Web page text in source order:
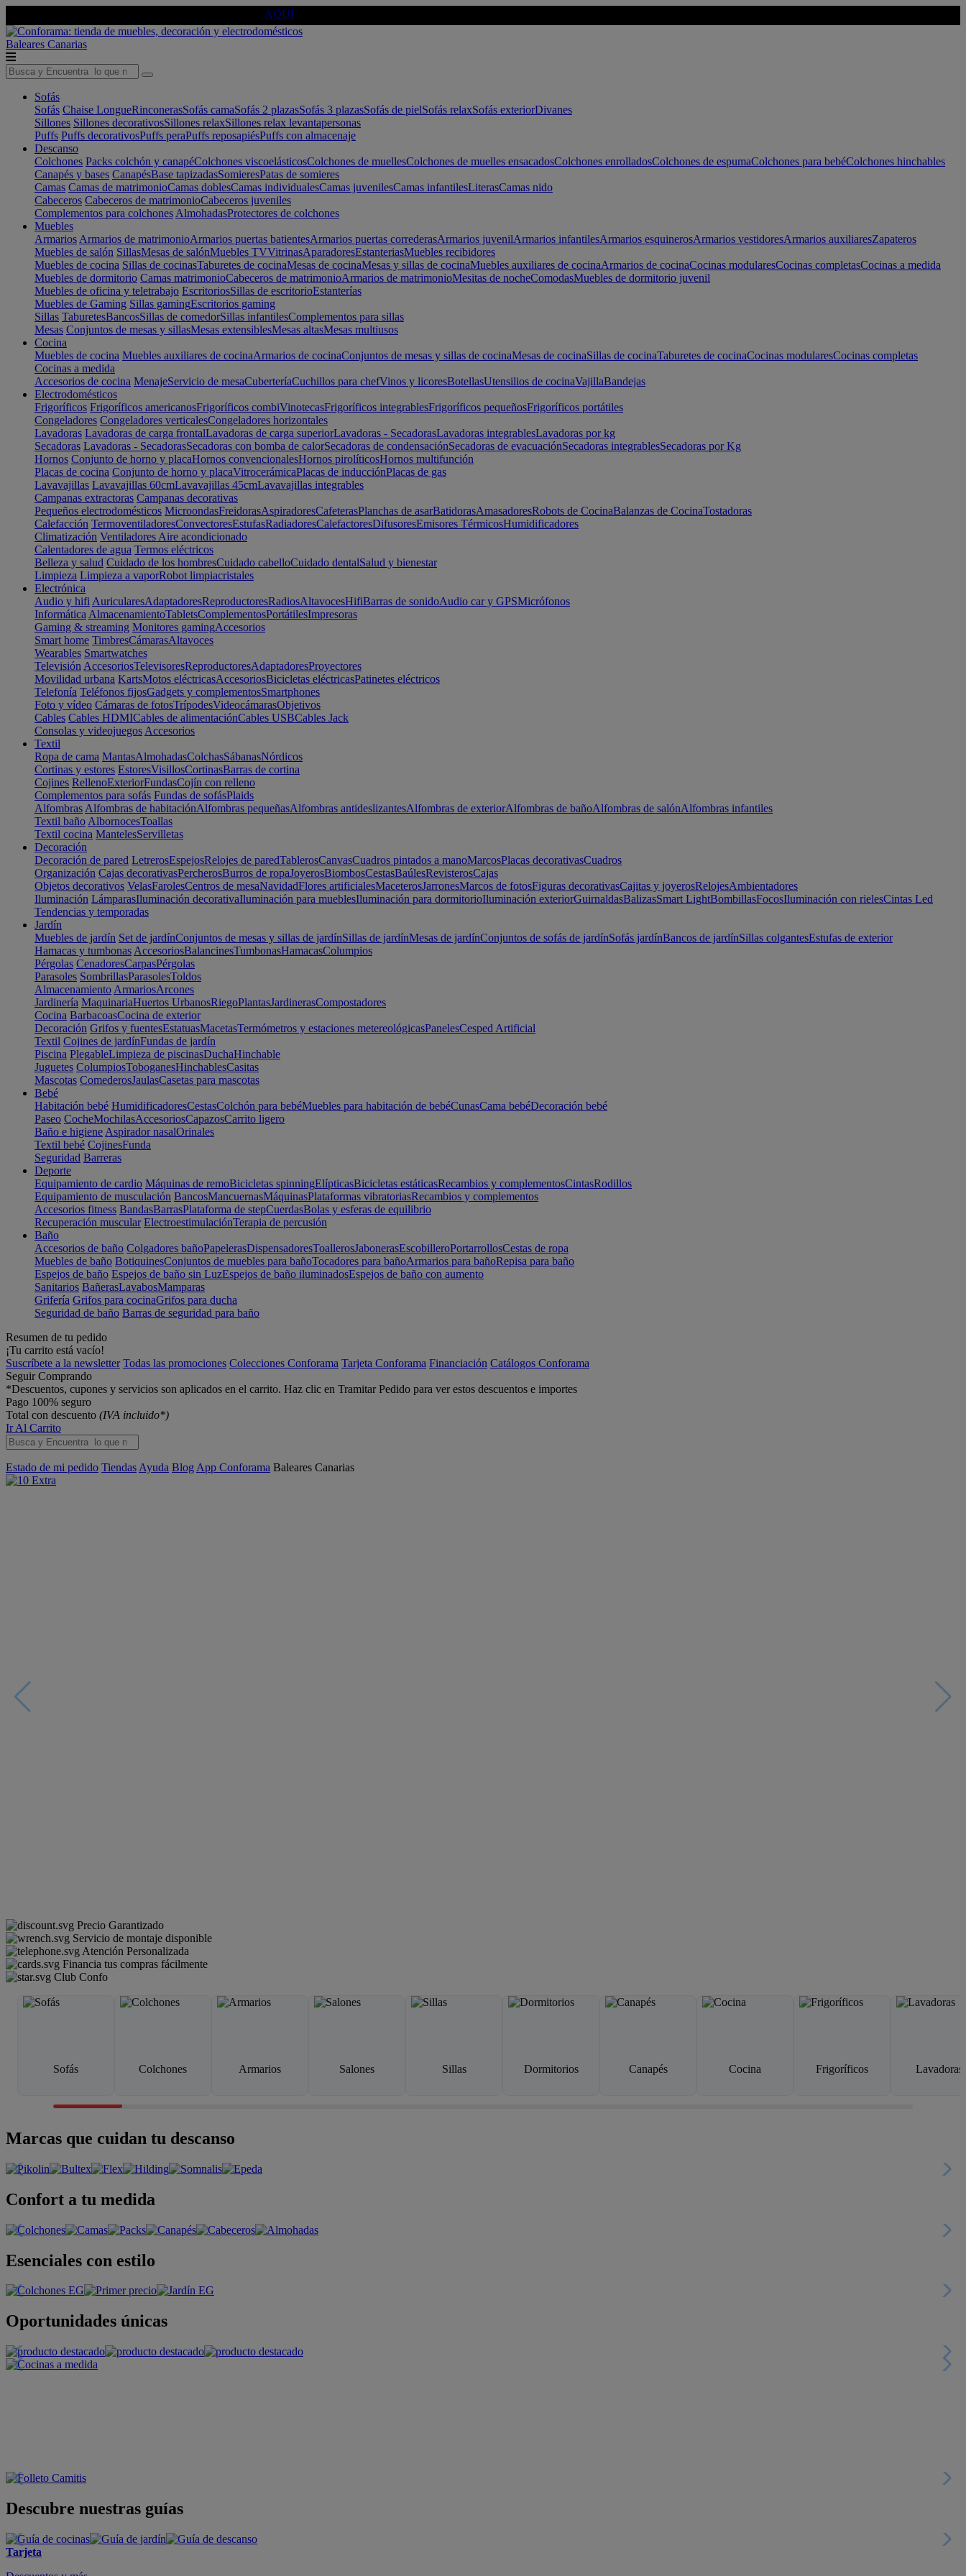
AQUÍ
Baleares Canarias
Sofás
Sofás Chaise LongueRinconerasSofás camaSofás 2 plazasSofás 3 plazasSofás de pielSofás relaxSofás exteriorDivanes
Sillones Sillones decorativosSillones relaxSillones relax levantapersonas
Puffs Puffs decorativosPuffs peraPuffs reposapiésPuffs con almacenaje
Descanso
Colchones Packs colchón y canapéColchones viscoelásticosColchones de muellesColchones de muelles ensacadosColchones enrolladosColchones de espumaColchones para bebéColchones hinchables
Canapés y bases CanapésBase tapizadasSomieresPatas de somieres
Camas Camas de matrimonioCamas doblesCamas individualesCamas juvenilesCamas infantilesLiterasCamas nido
Cabeceros Cabeceros de matrimonioCabeceros juveniles
Complementos para colchones AlmohadasProtectores de colchones
Muebles
Armarios Armarios de matrimonioArmarios puertas batientesArmarios puertas correderasArmarios juvenilArmarios infantilesArmarios esquinerosArmarios vestidoresArmarios auxiliaresZapateros
Muebles de salón SillasMesas de salónMuebles TVVitrinasAparadoresEstanteriasMuebles recibidores
Muebles de cocina Sillas de cocinasTaburetes de cocinaMesas de cocinaMesas y sillas de cocinaMuebles auxiliares de cocinaArmarios de cocinaCocinas modularesCocinas completasCocinas a medida
Muebles de dormitorio Camas matrimonioCabeceros de matrimonioArmarios de matrimonioMesitas de nocheComodasMuebles de dormitorio juvenil
Muebles de oficina y teletrabajo EscritoriosSillas de escritorioEstanterías
Muebles de Gaming Sillas gamingEscritorios gaming
Sillas TaburetesBancosSillas de comedorSillas infantilesComplementos para sillas
Mesas Conjuntos de mesas y sillasMesas extensiblesMesas altasMesas multiusos
Cocina
Muebles de cocina Muebles auxiliares de cocinaArmarios de cocinaConjuntos de mesas y sillas de cocinaMesas de cocinaSillas de cocinaTaburetes de cocinaCocinas modularesCocinas completas
Cocinas a medida
Accesorios de cocina MenajeServicio de mesaCuberteríaCuchillos para chefVinos y licoresBotellasUtensilios de cocinaVajillaBandejas
Electrodomésticos
Frigoríficos Frigoríficos americanosFrigoríficos combiVinotecasFrigoríficos integrablesFrigoríficos pequeñosFrigoríficos portátiles
Congeladores Congeladores verticalesCongeladores horizontales
Lavadoras Lavadoras de carga frontalLavadoras de carga superiorLavadoras - SecadorasLavadoras integrablesLavadoras por kg
Secadoras Lavadoras - SecadorasSecadoras con bomba de calorSecadoras de condensaciónSecadoras de evacuaciónSecadoras integrablesSecadoras por Kg
Hornos Conjunto de horno y placaHornos convencionalesHornos pirolíticosHornos multifunción
Placas de cocina Conjunto de horno y placaVitrocerámicaPlacas de inducciónPlacas de gas
Lavavajillas Lavavajillas 60cmLavavajillas 45cmLavavajillas integrables
Campanas extractoras Campanas decorativas
Pequeños electrodomésticos MicroondasFreidorasAspiradoresCafeterasPlanchas de asarBatidorasAmasadoresRobots de CocinaBalanzas de CocinaTostadoras
Calefacción TermoventiladoresConvectoresEstufasRadiadoresCalefactoresDifusoresEmisores TérmicosHumidificadores
Climatización Ventiladores Aire acondicionado
Calentadores de agua Termos eléctricos
Belleza y salud Cuidado de los hombresCuidado cabelloCuidado dentalSalud y bienestar
Limpieza Limpieza a vaporRobot limpiacristales
Electrónica
Audio y hifi AuricularesAdaptadoresReproductoresRadiosAltavocesHifiBarras de sonidoAudio car y GPSMicrófonos
Informática AlmacenamientoTabletsComplementosPortátilesImpresoras
Gaming & streaming Monitores gamingAccesorios
Smart home TimbresCámarasAltavoces
Wearables Smartwatches
Televisión AccesoriosTelevisoresReproductoresAdaptadoresProyectores
Movilidad urbana KartsMotos eléctricasAccesoriosBicicletas eléctricasPatinetes eléctricos
Telefonía Teléfonos fijosGadgets y complementosSmartphones
Foto y vídeo Cámaras de fotosTrípodesVideocámarasObjetivos
Cables Cables HDMICables de alimentaciónCables USBCables Jack
Consolas y videojuegos Accesorios
Textil
Ropa de cama MantasAlmohadasColchasSábanasNórdicos
Cortinas y estores EstoresVisillosCortinasBarras de cortina
Cojines RellenoExteriorFundasCojín con relleno
Complementos para sofás Fundas de sofásPlaids
Alfombras Alfombras de habitaciónAlfombras pequeñasAlfombras antideslizantesAlfombras de exteriorAlfombras de bañoAlfombras de salónAlfombras infantiles
Textil baño AlbornocesToallas
Textil cocina MantelesServilletas
Decoración
Decoración de pared LetrerosEspejosRelojes de paredTablerosCanvasCuadros pintados a manoMarcosPlacas decorativasCuadros
Organización Cajas decorativasPercherosBurros de ropaJoyerosBiombosCestasBaúlesRevisterosCajas
Objetos decorativos VelasFarolesCentros de mesaNavidadFlores artificialesMaceterosJarronesMarcos de fotosFiguras decorativasCajitas y joyerosRelojesAmbientadores
Iluminación LámparasIluminación decorativaIluminación para mueblesIluminación para dormitorioIluminación exteriorGuirnaldasBalizasSmart LightBombillasFocosIluminación con rielesCintas Led
Tendencias y temporadas
Jardín
Muebles de jardín Set de jardínConjuntos de mesas y sillas de jardínSillas de jardínMesas de jardínConjuntos de sofás de jardínSofás jardínBancos de jardínSillas colgantesEstufas de exterior
Hamacas y tumbonas AccesoriosBalancinesTumbonasHamacasColumpios
Pérgolas CenadoresCarpasPérgolas
Parasoles SombrillasParasolesToldos
Almacenamiento ArmariosArcones
Jardinería MaquinariaHuertos UrbanosRiegoPlantasJardinerasCompostadores
Cocina BarbacoasCocina de exterior
Decoración Grifos y fuentesEstatuasMacetasTermómetros y estaciones metereológicasPanelesCesped Artificial
Textil Cojines de jardínFundas de jardín
Piscina PlegableLimpieza de piscinasDuchaHinchable
Juguetes ColumpiosToboganesHinchablesCasitas
Mascotas ComederosJaulasCasetas para mascotas
Bebé
Habitación bebé HumidificadoresCestasColchón para bebéMuebles para habitación de bebéCunasCama bebéDecoración bebé
Paseo CocheMochilasAccesoriosCapazosCarrito ligero
Baño e higiene Aspirador nasalOrinales
Textil bebé CojinesFunda
Seguridad Barreras
Deporte
Equipamiento de cardio Máquinas de remoBicicletas spinningElípticasBicicletas estáticasRecambios y complementosCintasRodillos
Equipamiento de musculación BancosMancuernasMáquinasPlataformas vibratoriasRecambios y complementos
Accesorios fitness BandasBarrasPlataforma de stepCuerdasBolas y esferas de equilibrio
Recuperación muscular ElectroestimulaciónTerapia de percusión
Baño
Accesorios de baño Colgadores bañoPapelerasDispensadoresToallerosJabonerasEscobilleroPortarrollosCestas de ropa
Muebles de baño BotiquinesConjuntos de muebles para bañoTocadores para bañoArmarios para bañoRepisa para baño
Espejos de baño Espejos de baño sin LuzEspejos de baño iluminadosEspejos de baño con aumento
Sanitarios BañerasLavabosMamparas
Grifería Grifos para cocinaGrifos para ducha
Seguridad de baño Barras de seguridad para baño
Resumen de tu pedido
¡Tu carrito está vacío!
Suscríbete a la newsletter Todas las promociones Colecciones Conforama Tarjeta Conforama Financiación Catálogos Conforama
Seguir Comprando
*Descuentos, cupones y servicios son aplicados en el carrito. Haz clic en Tramitar Pedido para ver estos descuentos e importes
Pago 100% seguro
Total con descuento (IVA incluido*)
Ir Al Carrito
Estado de mi pedido Tiendas Ayuda Blog App Conforama Baleares Canarias
Precio Garantizado
Servicio de montaje disponible
Atención Personalizada
Financia tus compras fácilmente
Club Confo
Sofás Colchones Armarios Salones Sillas Dormitorios Canapés Cocina Frigoríficos Lavadoras
Marcas que cuidan tu descanso
Confort a tu medida
Esenciales con estilo
Oportunidades únicas
Descubre nuestras guías
Tarjeta